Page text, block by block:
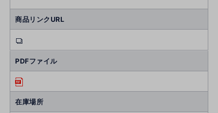
商品リンクURL
PDFファイル
在庫場所